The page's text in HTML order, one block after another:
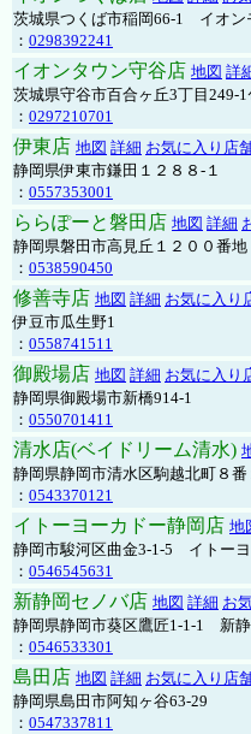
茨城県つくば市稲岡66-1 イオ
： 0298392241
イオンタウン守谷店 地図 詳
茨城県守谷市百合ヶ丘3丁目249-
： 0297210701
伊東店 地図 詳細 お気に入り店
静岡県伊東市鎌田１２８８-１
： 0557353001
ららぽーと磐田店 地図 詳細
静岡県磐田市高見丘１２００番
： 0538590450
修善寺店 地図 詳細 お気に入り
伊豆市瓜生野1
： 0558741511
御殿場店 地図 詳細 お気に入り
静岡県御殿場市新橋914-1
： 0550701411
清水店(ベイドリーム清水)
静岡県静岡市清水区駒越北町８
： 0543370121
イトーヨーカドー静岡店 地
静岡市駿河区曲金3-1-5 イトー
： 0546545631
新静岡セノバ店 地図 詳細 お
静岡県静岡市葵区鷹匠1-1-1 新
： 0546533301
島田店 地図 詳細 お気に入り店
静岡県島田市阿知ヶ谷63-29
： 0547337811